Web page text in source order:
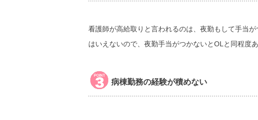
看護師が高給取りと言われるのは、夜勤もして手当
はいえないので、夜勤手当がつかないとOLと同程度
病棟勤務の経験が積めない